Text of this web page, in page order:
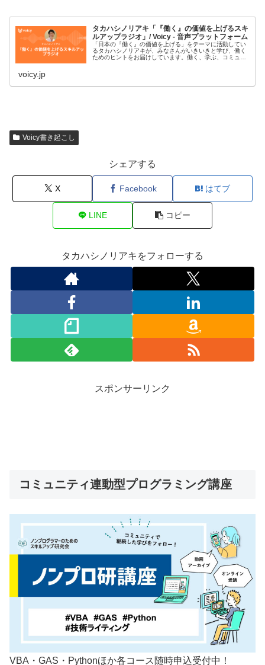
タカハシノリアキ「『働く』の価値を上げるスキ
ルアップラジオ」/ Voicy - 音声プラットフォーム
「日本の『働く』の価値を上げる」をテーマに活動してい
るタカハシノリアキが、みなさんがいきいきと学び、働く
ためのヒントをお届けしています。働く、学ぶ、コミュニ
voicy.jp
Voicy書き起こし
シェアする
X Facebook はてブ
LINE コピー
タカハシノリアキをフォローする
スポンサーリンク
コミュニティ連動型プログラミング講座
VBA・GAS・Pythonほか各コース随時申込受付中！